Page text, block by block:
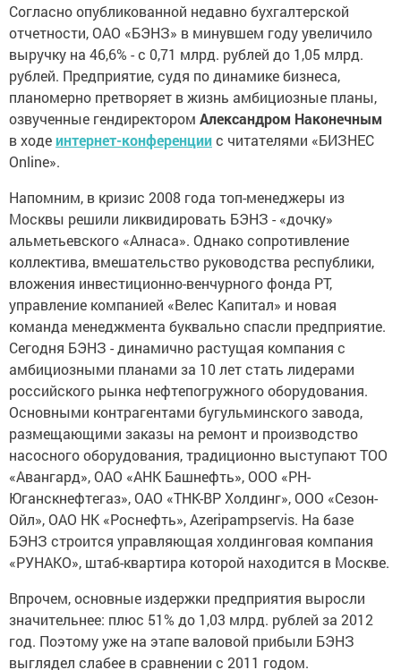
Согласно опубликованной недавно бухгалтерской
отчетности, ОАО «БЭНЗ» в минувшем году увеличило
выручку на 46,6% - с 0,71 млрд. рублей до 1,05 млрд.
рублей. Предприятие, судя по динамике бизнеса,
планомерно претворяет в жизнь амбициозные планы,
озвученные гендиректором Александром Наконечным
в ходеинтернет-конференциис читателями «БИЗНЕС
Online».
Напомним, в кризис 2008 года топ-менеджеры из
Москвы решили ликвидировать БЭНЗ - «дочку»
альметьевского «Алнаса». Однако сопротивление
коллектива, вмешательство руководства республики,
вложения инвестиционно-венчурного фонда РТ,
управление компанией «Велес Капитал» и новая
команда менеджмента буквально спасли предприятие.
Сегодня БЭНЗ - динамично растущая компания с
амбициозными планами за 10 лет стать лидерами
российского рынка нефтепогружного оборудования.
Основными контрагентами бугульминского завода,
размещающими заказы на ремонт и производство
насосного оборудования, традиционно выступают ТОО
«Авангард», ОАО «АНК Башнефть», ООО «РН-
Юганскнефтегаз», ОАО «ТНК-ВР Холдинг», ООО «Сезон-
Ойл», ОАО НК «Роснефть», Azeripampservis. На базе
БЭНЗ строится управляющая холдинговая компания
«РУНАКО», штаб-квартира которой находится в Москве.
Впрочем, основные издержки предприятия выросли
значительнее: плюс 51% до 1,03 млрд. рублей за 2012
год. Поэтому уже на этапе валовой прибыли БЭНЗ
выглядел слабее в сравнении с 2011 годом.